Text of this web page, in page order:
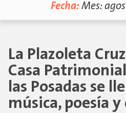
Fecha: Mes:
La Plazoleta
Casa
las Posadas se
música, poesía y